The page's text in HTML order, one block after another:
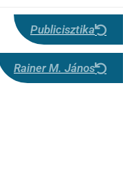
Publicisztika
Rainer M. János